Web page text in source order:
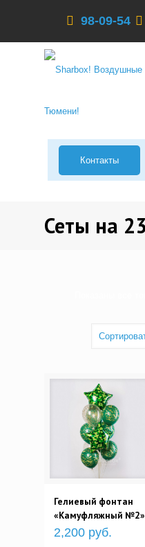
98-09-54
Контакты
Сеты на
Гелиевый фонтан
«Камуфляжный №2»
2,200 руб.